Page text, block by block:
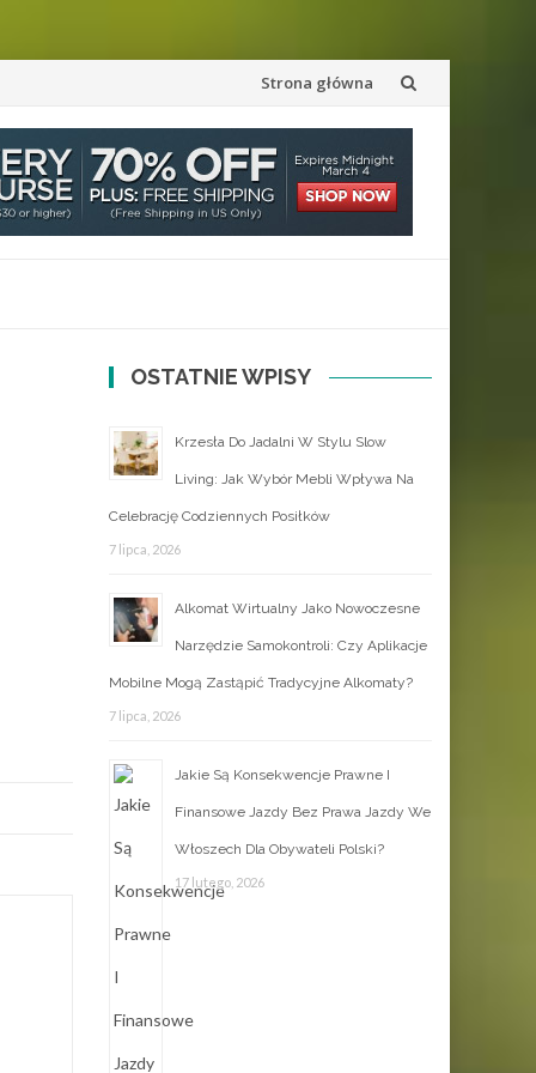
Przejdź
do
treści
Strona główna
OSTATNIE WPISY
Krzesła Do Jadalni W Stylu Slow
Living: Jak Wybór Mebli Wpływa Na
Celebrację Codziennych Posiłków
7 lipca, 2026
Alkomat Wirtualny Jako Nowoczesne
Narzędzie Samokontroli: Czy Aplikacje
Mobilne Mogą Zastąpić Tradycyjne Alkomaty?
7 lipca, 2026
Jakie Są Konsekwencje Prawne I
Finansowe Jazdy Bez Prawa Jazdy We
Włoszech Dla Obywateli Polski?
17 lutego, 2026